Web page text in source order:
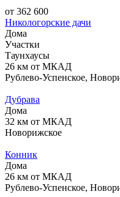
от 362 600
Никологорские дачи
Дома
Участки
Таунхаусы
26 км от МКАД
Рублево-Успенское,
Дубрава
Дома
32 км от МКАД
Новорижское
Конник
Дома
26 км от МКАД
Рублево-Успенское,